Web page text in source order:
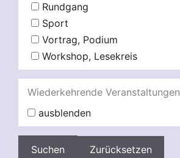
Rundgang
Sport
Vortrag, Podium
Workshop, Lesekreis
Wiederkehrende Veranstaltungen
ausblenden
Zurücksetzen